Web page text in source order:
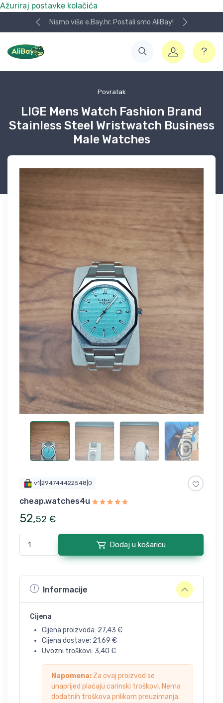
Ažuriraj postavke kolačića
Nismo više e.Bay.hr. Postali smo AliBay!
Povratak
LIGE Mens Watch Fashion Brand
Stainless Steel Wristwatch Business
Male Watches
v1|294744422548|0
cheap.watches4u
52,52 €
Dodaj u košaricu
Informacije
Cijena
Cijena proizvoda: 27,43 €
Cijena dostave: 21,69 €
Uvozni troškovi: 3,40 €
Napomena: Za ovaj proizvod se
unaprijed plaćaju carinski troškovi. Nema
dodatnih troškova prilikom preuzimanja.